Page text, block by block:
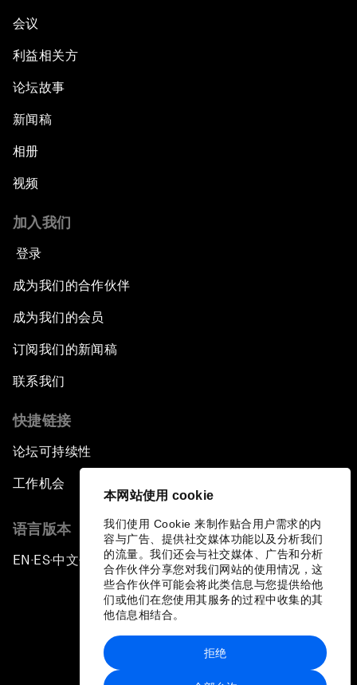
本网站使用 cookie
我们使用 Cookie 来制作贴合用户需求的内
容与广告、提供社交媒体功能以及分析我们
的流量。我们还会与社交媒体、广告和分析
合作伙伴分享您对我们网站的使用情况，这
些合作伙伴可能会将此类信息与您提供给他
们或他们在您使用其服务的过程中收集的其
他信息相结合。
拒绝
会议
利益相关方
论坛故事
新闻稿
相册
视频
加入我们
登录
成为我们的合作伙伴
成为我们的会员
订阅我们的新闻稿
联系我们
快捷链接
论坛可持续性
工作机会
语言版本
EN ▪ES▪中文▪ 日本語